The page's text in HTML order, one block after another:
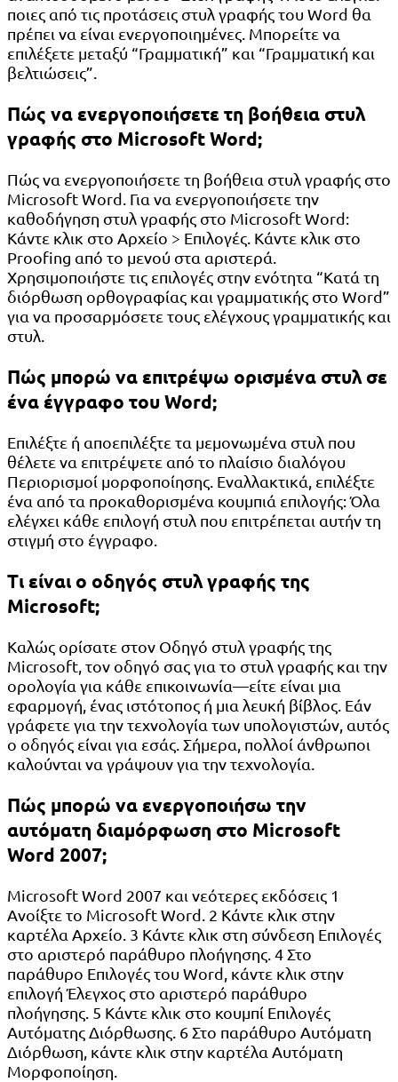
ποιες από τις προτάσεις στυλ γραφής του Word θα
πρέπει να είναι ενεργοποιημένες. Μπορείτε να
επιλέξετε μεταξύ “Γραμματική” και “Γραμματική και
βελτιώσεις”.
Πώς να ενεργοποιήσετε τη βοήθεια στυλ
γραφής στο Microsoft Word;
Πώς να ενεργοποιήσετε τη βοήθεια στυλ γραφής στο
Microsoft Word. Για να ενεργοποιήσετε την
καθοδήγηση στυλ γραφής στο Microsoft Word:
Κάντε κλικ στο Αρχείο > Επιλογές. Κάντε κλικ στο
Proofing από το μενού στα αριστερά.
Χρησιμοποιήστε τις επιλογές στην ενότητα “Κατά τη
διόρθωση ορθογραφίας και γραμματικής στο Word”
για να προσαρμόσετε τους ελέγχους γραμματικής και
στυλ.
Πώς μπορώ να επιτρέψω ορισμένα στυλ σε
ένα έγγραφο του Word;
Επιλέξτε ή αποεπιλέξτε τα μεμονωμένα στυλ που
θέλετε να επιτρέψετε από το πλαίσιο διαλόγου
Περιορισμοί μορφοποίησης. Εναλλακτικά, επιλέξτε
ένα από τα προκαθορισμένα κουμπιά επιλογής: Όλα
ελέγχει κάθε επιλογή στυλ που επιτρέπεται αυτήν τη
στιγμή στο έγγραφο.
Τι είναι ο οδηγός στυλ γραφής της
Microsoft;
Καλώς ορίσατε στον Οδηγό στυλ γραφής της
Microsoft, τον οδηγό σας για το στυλ γραφής και την
ορολογία για κάθε επικοινωνία—είτε είναι μια
εφαρμογή, ένας ιστότοπος ή μια λευκή βίβλος. Εάν
γράφετε για την τεχνολογία των υπολογιστών, αυτός
ο οδηγός είναι για εσάς. Σήμερα, πολλοί άνθρωποι
καλούνται να γράψουν για την τεχνολογία.
Πώς μπορώ να ενεργοποιήσω την
αυτόματη διαμόρφωση στο Microsoft
Word 2007;
Microsoft Word 2007 και νεότερες εκδόσεις 1
Ανοίξτε το Microsoft Word. 2 Κάντε κλικ στην
καρτέλα Αρχείο. 3 Κάντε κλικ στη σύνδεση Επιλογές
στο αριστερό παράθυρο πλοήγησης. 4 Στο
παράθυρο Επιλογές του Word, κάντε κλικ στην
επιλογή Έλεγχος στο αριστερό παράθυρο
πλοήγησης. 5 Κάντε κλικ στο κουμπί Επιλογές
Αυτόματης Διόρθωσης. 6 Στο παράθυρο Αυτόματη
Διόρθωση, κάντε κλικ στην καρτέλα Αυτόματη
Μορφοποίηση.